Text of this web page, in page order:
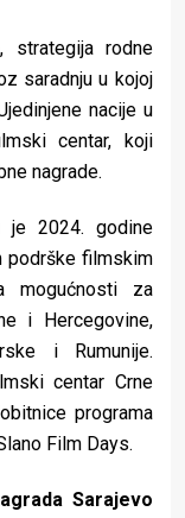
strategija rodne
saradnju u kojoj
nacije u
centar, koji
nagrade.
je 2024. godine
podrške filmskim
mogućnosti za
i Hercegovine,
i Rumunije.
centar Crne
programa
Film Days.
Sarajevo